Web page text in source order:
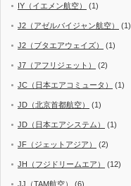
IY（イエメン航空） (1)
J2（アゼルバイジャン航空） (1)
J2（ブタエアウェイズ） (1)
J7（アフリジェット） (2)
JC（日本エアコミュータ） (1)
JD（北京首都航空） (1)
JD（日本エアシステム） (1)
JF（ジェットアジア） (2)
JH（フジドリームエア） (12)
JJ（TAM航空） (6)